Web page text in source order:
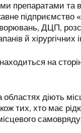
препаратами та
ДЦП,
й хірургічних
на
областях діють
тих, хто має